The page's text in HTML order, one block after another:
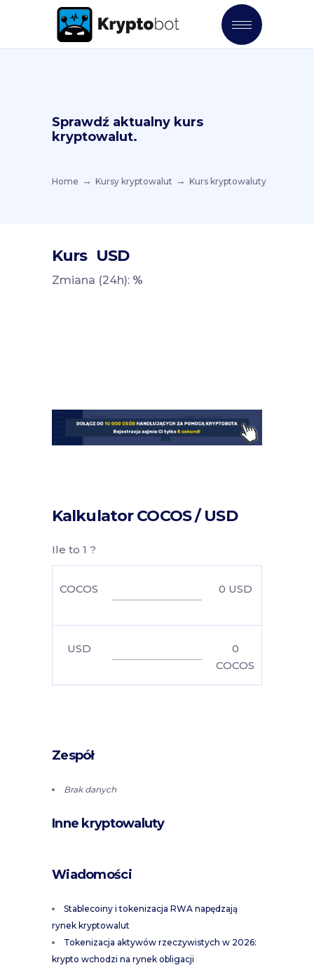
Sprawdź aktualny kurs
kryptowalut.
Home Kursy kryptowalut Kurs kryptowaluty
Kurs USD
Zmiana (24h): %
Kalkulator COCOS / USD
Ile to 1 ?
COCOS 0 USD
USD
0
COCOS
Zespół
Brak danych
Inne kryptowaluty
Wiadomości
Stablecoiny i tokenizacja RWA napędzają
rynek kryptowalut
Tokenizacja aktywów rzeczywistych w 2026:
krypto wchodzi na rynek obligacji